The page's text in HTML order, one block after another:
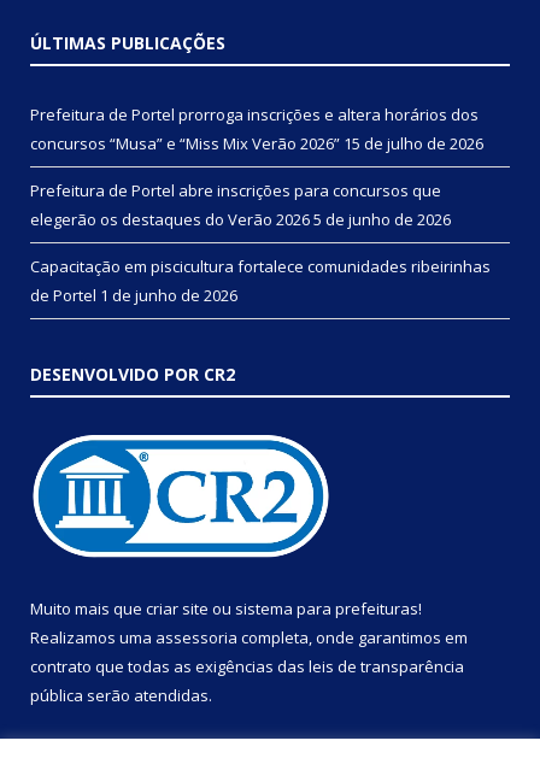
ÚLTIMAS PUBLICAÇÕES
Prefeitura de Portel prorroga inscrições e altera horários dos
concursos “Musa” e “Miss Mix Verão 2026” 15 de julho de 2026
Prefeitura de Portel abre inscrições para concursos que
elegerão os destaques do Verão 20265 de junho de 2026
Capacitação em piscicultura fortalece comunidades ribeirinhas
de Portel 1 de junho de 2026
DESENVOLVIDO POR CR2
Muito mais que criar site ou sistema para prefeituras!
Realizamos uma assessoria completa, onde garantimos em
contrato que todas as exigências das leis de transparência
pública serão atendidas.